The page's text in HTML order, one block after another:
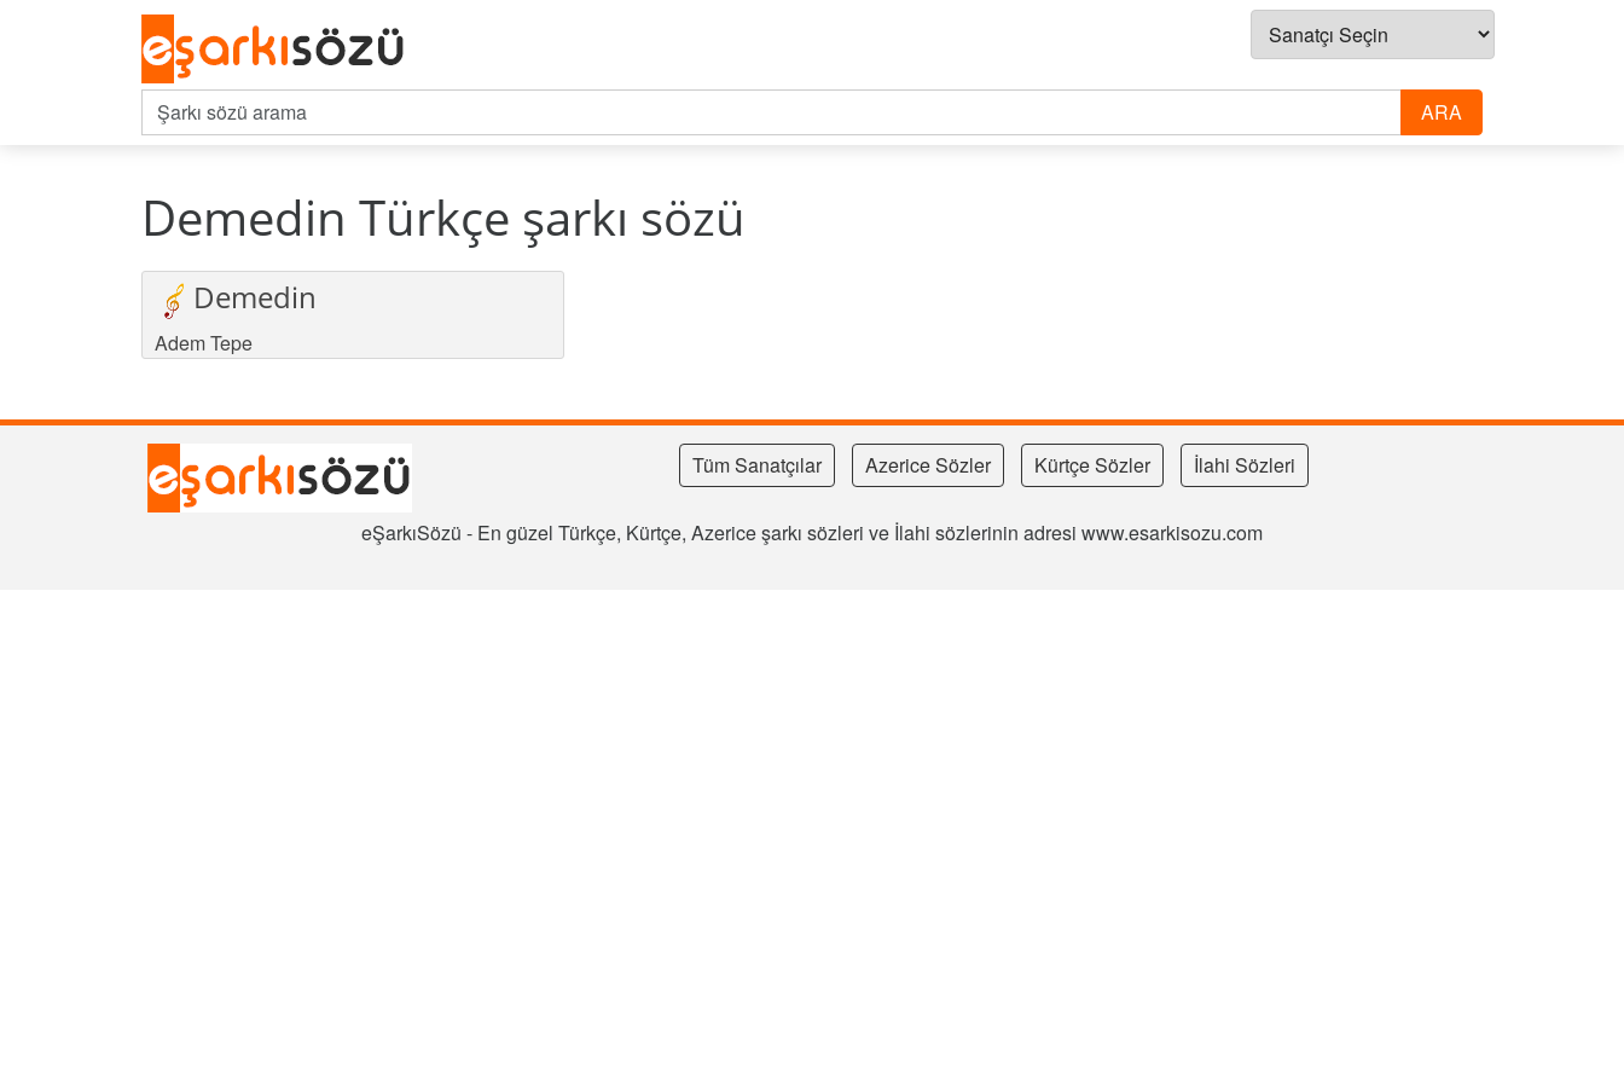
Demedin Türkçe şarkı sözü
Demedin
Adem Tepe
Tüm Sanatçılar Azerice Sözler Kürtçe Sözler İlahi Sözleri
eŞarkıSözü - En güzel Türkçe, Kürtçe, Azerice şarkı sözleri ve İlahi sözlerinin adresi www.esarkisozu.com